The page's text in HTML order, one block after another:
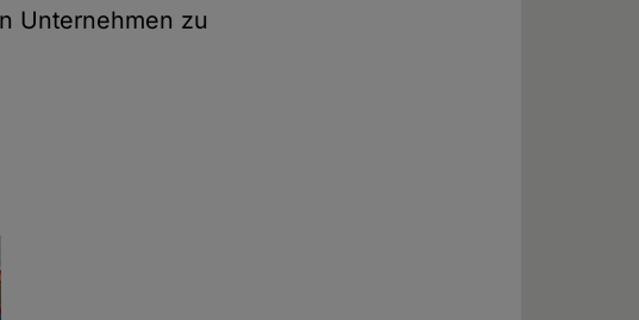
Unternehmen zu